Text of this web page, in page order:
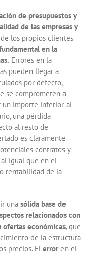
de presupuestos y
de las empresas y
los propios clientes
en la
Errores en la
pueden llegar a
por defecto,
se comprometen a
un importe inferior al
una pérdida
al resto de
es claramente
contratos y
igual que en el
rentabilidad de la
una sólida base de
relacionados con
ofertas económicas, que
de la estructura
precios. El error en el